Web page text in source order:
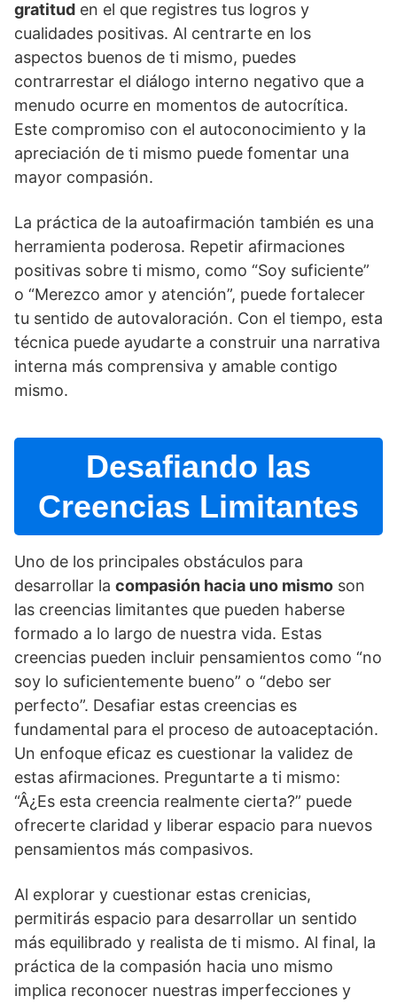
gratitud en el que registres tus logros y
cualidades positivas. Al centrarte en los
aspectos buenos de ti mismo, puedes
contrarrestar el diálogo interno negativo que a
menudo ocurre en momentos de autocrí­tica.
Este compromiso con el autoconocimiento y la
apreciación de ti mismo puede fomentar una
mayor compasión.
La práctica de la autoafirmación también es una
herramienta poderosa. Repetir afirmaciones
positivas sobre ti mismo, como “Soy suficiente”
o “Merezco amor y atención”, puede fortalecer
tu sentido de autovaloración. Con el tiempo, esta
técnica puede ayudarte a construir una narrativa
interna más comprensiva y amable contigo
mismo.
Desafiando las
Creencias Limitantes
Uno de los principales obstáculos para
desarrollar la compasión hacia uno mismo son
las creencias limitantes que pueden haberse
formado a lo largo de nuestra vida. Estas
creencias pueden incluir pensamientos como “no
soy lo suficientemente bueno” o “debo ser
perfecto”. Desafiar estas creencias es
fundamental para el proceso de autoaceptación.
Un enfoque eficaz es cuestionar la validez de
estas afirmaciones. Preguntarte a ti mismo:
“Â¿Es esta creencia realmente cierta?” puede
ofrecerte claridad y liberar espacio para nuevos
pensamientos más compasivos.
Al explorar y cuestionar estas crenicias,
permitirás espacio para desarrollar un sentido
más equilibrado y realista de ti mismo. Al final, la
práctica de la compasión hacia uno mismo
implica reconocer nuestras imperfecciones y